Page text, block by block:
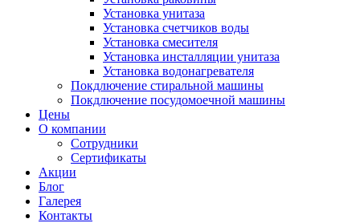
Установка унитаза
Установка счетчиков воды
Установка смесителя
Установка инсталляции унитаза
Установка водонагревателя
Покдлючение стиральной машины
Покдлючение посудомоечной машины
Цены
О компании
Сотрудники
Сертификаты
Акции
Блог
Галерея
Контакты